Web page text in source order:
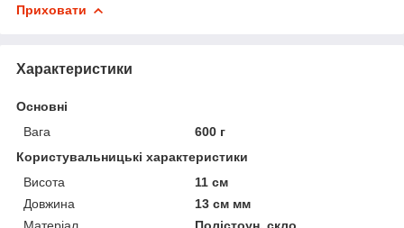
Приховати
Характеристики
Основні
Вага
600 г
Користувальницькі характеристики
Висота
11 см
Довжина
13 см мм
Матеріал
Полістоун, скло